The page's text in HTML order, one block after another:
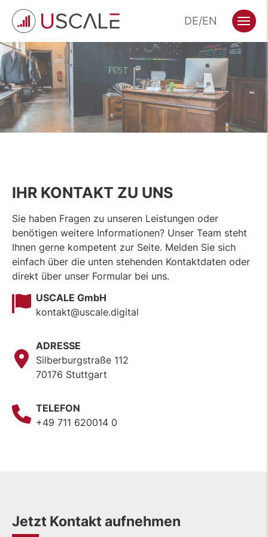
Hauptinhalt
wechseln
DE EN Menü
IHR KONTAKT ZU UNS
Sie haben Fragen zu unseren Leistungen oder
benötigen weitere Informationen? Unser Team steht
Ihnen gerne kompetent zur Seite. Melden Sie sich
einfach über die unten stehenden Kontaktdaten oder
direkt über unser Formular bei uns.
USCALE GmbH
kontakt@uscale.digital
ADRESSE
Silberburgstraße 112
70176 Stuttgart
TELEFON
+49 711 620014 0
Jetzt Kontakt aufnehmen